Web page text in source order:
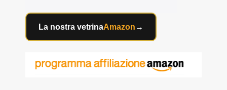
La nostra vetrinaAmazon →